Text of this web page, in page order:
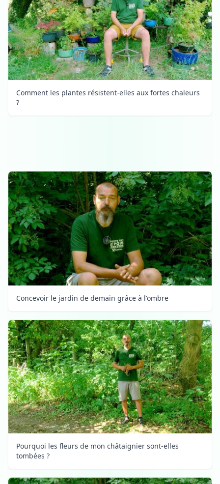
Comment les plantes résistent-elles aux fortes chaleurs
?
Concevoir le jardin de demain grâce à l'ombre
Pourquoi les fleurs de mon châtaignier sont-elles
tombées ?